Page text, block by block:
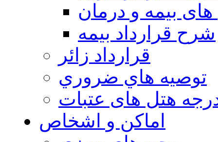
بیمه و درمان
شرح قرارداد بیمه
قرارداد زائر
توصيه هاي ضروري
هتل های عتبات
اماکن و اشخاص